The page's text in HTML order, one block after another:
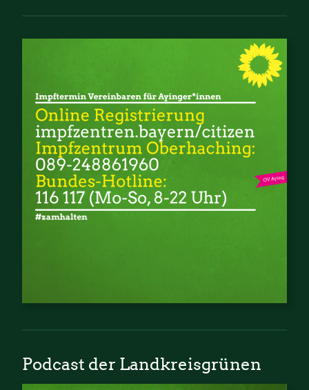
Podcast der Landkreisgrünen